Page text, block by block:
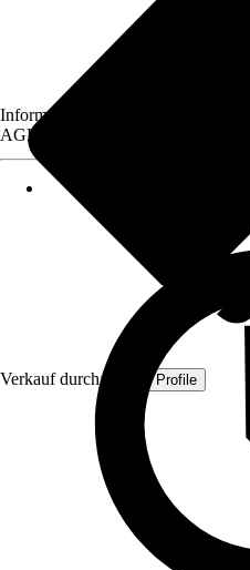
Verkauf durch: Quest Profile
Informationen des Verkäufers, wie
AGB, finden Sie bei Klick auf den